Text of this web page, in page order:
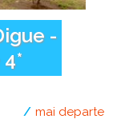
-
mai departe